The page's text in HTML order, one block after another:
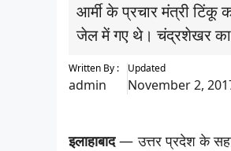
आर्मी के प्रचार मंत्री
जेल में गए थे। चंद्रशेखर का
Written By :
admin
Updated
November 2,
इलाहाबाद— उत्तर प्रदेश के